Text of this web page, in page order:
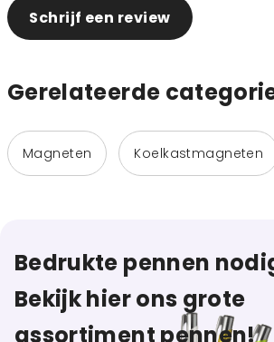
Schrijf een review
Gerelateerde
Magneten Koelkastmagneten
Bedrukte pennen
Bekijk hier ons grote
assortiment pennen!